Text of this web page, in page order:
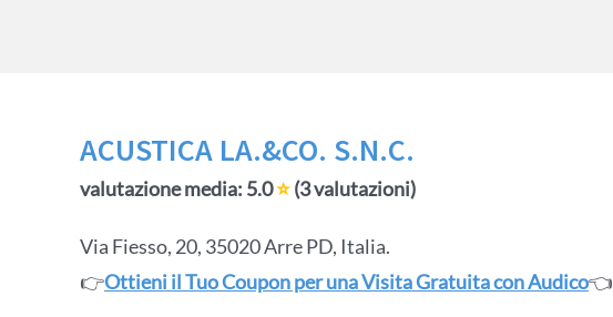
ACUSTICA LA.&CO. S.N.C.
valutazione media: 5.0⭐(3 valutazioni)
Via Fiesso, 20, 35020 Arre PD, Italia.
👉Ottieni il Tuo Coupon per una Visita Gratuita con Audico👈